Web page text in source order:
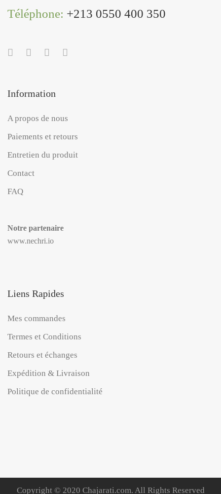
Téléphone: +213 0550 400 350
Information
A propos de nous
Paiements et retours
Entretien du produit
Contact
FAQ
Notre partenaire
www.nechri.io
Liens Rapides
Mes commandes
Termes et Conditions
Retours et échanges
Expédition & Livraison
Politique de confidentialité
Copyright © 2020 Chajarati.com. All Rights Reserved